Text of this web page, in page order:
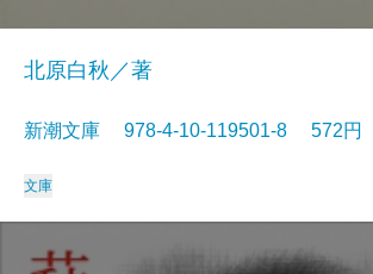
北原白秋／著
新潮文庫 978-4-10-119501-8 572円
文庫